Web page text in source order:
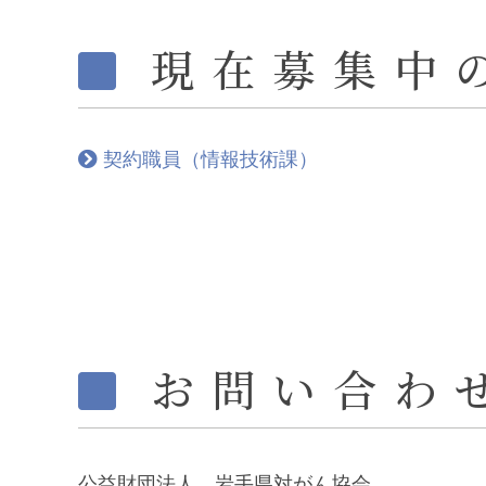
現在募集中
契約職員（情報技術課）
お問い合わ